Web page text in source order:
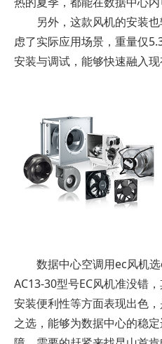
另外，这款风机的安装也
虑了实际应用场景，重量仅
安装与调试，能够快速融入现
数据中心空调用ec风机选
AC13-30型号EC风机准没错
安装便利性等方面表现出色
之选，能够为数据中心的稳